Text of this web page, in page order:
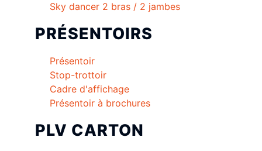
Sky dancer 2 bras / 2 jambes
PRÉSENTOIRS
Présentoir
Stop-trottoir
Cadre d'affichage
Présentoir à brochures
PLV CARTON